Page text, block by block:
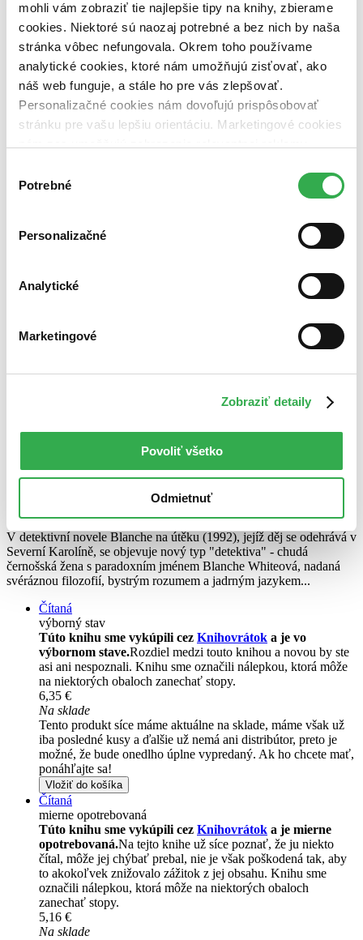
mohli vám zobraziť tie najlepšie tipy na knihy, zbierame
cookies. Niektoré sú naozaj potrebné a bez nich by naša
stránka vôbec nefungovala. Okrem toho používame
analytické cookies, ktoré nám umožňujú zisťovať, ako
náš web funguje, a stále ho pre vás zlepšovať.
Personalizačné cookies nám dovoľujú prispôsobovať
stránku pre vašu lepšiu orientáciu. Marketingové cookies
nám pomohlo, keby sme mohli používať všetky tieto
súhlasu
Potrebné
Personalizačné
Analytické
Marketingové
Zobraziť detaily
Povoliť všetko
Odmietnuť
Top hodnotené
Novinky
Najdrahšie
Najlacnejšie
Najvyššia zľava
Použité filtre
Zrušiť filtre
Blanche na útěku
CZ
V detektivní novele Blanche na útěku (1992), jejíž děj se odehrává v
Severní Karolíně, se objevuje nový typ "detektiva" - chudá
černošská žena s paradoxním jménem Blanche Whiteová, nadaná
svéráznou filozofií, bystrým rozumem a jadrným jazykem...
Čítaná
výborný stav
Túto knihu sme vykúpili cez Knihovrátok a je vo
výbornom stave.Rozdiel medzi touto knihou a novou by ste
asi ani nespoznali. Knihu sme označili nálepkou, ktorá môže
na niektorých obaloch zanechať stopy.
6,35 €
Na sklade
Tento produkt síce máme aktuálne na sklade, máme však už
iba posledné kusy a ďalšie už nemá ani distribútor, preto je
možné, že bude onedlho úplne vypredaný. Ak ho chcete mať,
ponáhľajte sa!
Vložiť do košíka
Čítaná
mierne opotrebovaná
Túto knihu sme vykúpili cez Knihovrátok a je mierne
opotrebovaná.Na tejto knihe už síce poznať, že ju niekto
čítal, môže jej chýbať prebal, nie je však poškodená tak, aby
to akokoľvek znižovalo zážitok z jej obsahu. Knihu sme
označili nálepkou, ktorá môže na niektorých obaloch
zanechať stopy.
5,16 €
Na sklade